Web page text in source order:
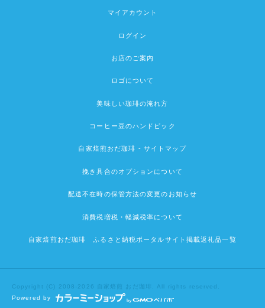
マイアカウント
ログイン
お店のご案内
ロゴについて
美味しい珈琲の淹れ方
コーヒー豆のハンドピック
自家焙煎おだ珈琲 - サイトマップ
挽き具合のオプションについて
配送不在時の保管方法の変更のお知らせ
消費税増税・軽減税率について
自家焙煎おだ珈琲 ふるさと納税ポータルサイト掲載返礼品一覧
Copyright (C) 2008-2026 自家焙煎 おだ珈琲. All rights reserved.
Powered by